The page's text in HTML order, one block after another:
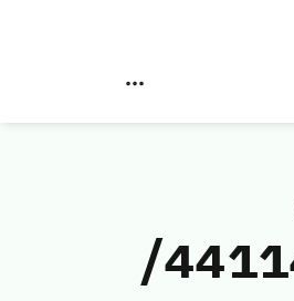
مخالفات نظام الاتصالات وتقنية المعلومات رقم (44114969/